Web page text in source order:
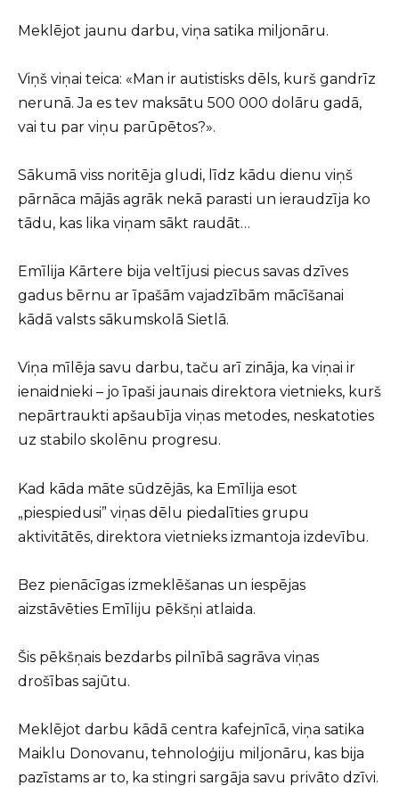
Meklējot jaunu darbu, viņa satika miljonāru.
Viņš viņai teica: «Man ir autistisks dēls, kurš gandrīz
nerunā. Ja es tev maksātu 500 000 dolāru gadā,
vai tu par viņu parūpētos?».
Sākumā viss noritēja gludi, līdz kādu dienu viņš
pārnāca mājās agrāk nekā parasti un ieraudzīja ko
tādu, kas lika viņam sākt raudāt…
Emīlija Kārtere bija veltījusi piecus savas dzīves
gadus bērnu ar īpašām vajadzībām mācīšanai
kādā valsts sākumskolā Sietlā.
Viņa mīlēja savu darbu, taču arī zināja, ka viņai ir
ienaidnieki – jo īpaši jaunais direktora vietnieks, kurš
nepārtraukti apšaubīja viņas metodes, neskatoties
uz stabilo skolēnu progresu.
Kad kāda māte sūdzējās, ka Emīlija esot
„piespiedusi” viņas dēlu piedalīties grupu
aktivitātēs, direktora vietnieks izmantoja izdevību.
Bez pienācīgas izmeklēšanas un iespējas
aizstāvēties Emīliju pēkšņi atlaida.
Šis pēkšņais bezdarbs pilnībā sagrāva viņas
drošības sajūtu.
Meklējot darbu kādā centra kafejnīcā, viņa satika
Maiklu Donovanu, tehnoloģiju miljonāru, kas bija
pazīstams ar to, ka stingri sargāja savu privāto dzīvi.